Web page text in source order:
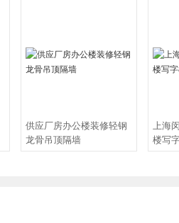
供应厂房办公楼装修轻钢
龙骨吊顶隔墙
上海
楼写